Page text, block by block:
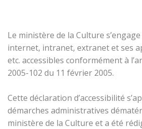
Le ministère de la Culture
internet, intranet, extranet et ses
etc. accessibles conformément à
2005-102 du 11 février 2005.
Cette déclaration d’accessibilité
démarches administratives
ministère de la Culture et a été